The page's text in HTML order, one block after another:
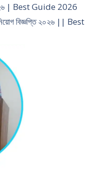
২০২৬ | Best Guide 2026
বিজ্ঞপ্তি ২০২৬ || Best